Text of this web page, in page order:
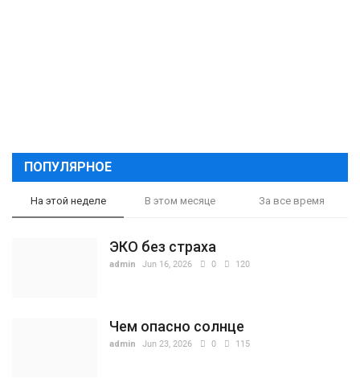
ПОПУЛЯРНОЕ
На этой неделе В этом месяце За все время
ЭКО без страха
admin Jun 16, 2026 0 120
Чем опасно солнце
admin Jun 23, 2026 0 115